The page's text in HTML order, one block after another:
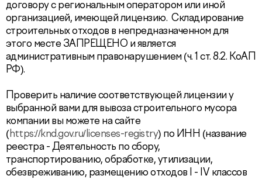
договору с региональным оператором или иной
организацией, имеющей лицензию. Складирование
строительных отходов в непредназначенном для
этого месте ЗАПРЕЩЕНО и является
административным правонарушением (ч. 1 ст. 8.2. КоАП
РФ).
Проверить наличие соответствующей лицензии у
выбранной вами для вывоза строительного мусора
компании вы можете на сайте
( https://knd.gov.ru/licenses-registry) по ИНН (название
реестра - Деятельность по сбору,
транспортированию, обработке, утилизации,
обезвреживанию, размещению отходов I - IV классов